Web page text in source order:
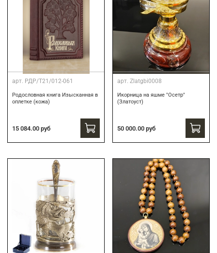
арт. РДР/Т21/012-061
Родословная книга Изысканная в
оплетке (кожа)
15 084.00 руб
арт. Zlatgbi0008
Икорница на яшме "Осетр"
(Златоуст)
50 000.00 руб